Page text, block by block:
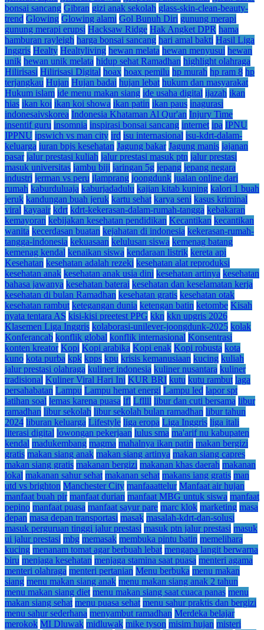
bonsai sancang Gibran gizi anak sekolah glass-skin-clean-beauty-
trend Glowing Glowing alami Gol Bunuh Diri gunung merapi
gunung merapi erupsi Hacksaw Ridge Hak Angket DPR hama
hamburan rayleigh harga bonsai sancang hari amal bakti Hasil Liga
Inggris Healty Healtyliving hewan melata hewan menyusui hewan
unik hewan unik melata hidup sehat Ramadhan highlight olahraga
Hilirisasi Hilirisasi Digital hoax hoax pemilu hp murah hp ram 8 hp
terjangkau Hujan Hujan badai hujan lebat hukum dan masyarakat
Hukum islam ide menu makan siang ide usaha digital ijazah ikan
hias ikan koi ikan koi showa ikan patin ikan paus inagurasi
indonesaivskorea Indonesia Khataman Al Qur'an Injury Time
insentif guru insomnia inspirasi bonsai sancang internet ipa IPNU
IPPNU ipswich vs man city ird isu internasional isu-kdrt-dalam-
keluarga iuran bpjs kesehatan Jagung bakar Jagung manis jajanan
pasar jalur prestasi kuliah jalur prestasi masuk ptn jalur prestasi
masuk universitas jambu biji jaringan 5g jepang jepang negara
industri jerman vs peru jlamprang joongdunk jualan online dari
rumah kaburduluaja kaburjadadulu kajian kitab kuning kalori 1 buah
jeruk kandungan buah jeruk kartu sehat karya seni kasus kriminal
viral kayaair kdrt kdrt-kekerasan-dalam-rumah-tangga kebakaran
kemayoran kebijakan kesehatan pendidikan Kecantikan kecantikan
wanita kecerdasan buatan kejahatan di indonesia kekerasan-rumah-
tangga-indonesia kekuasaan kelulusan siswa kemenag batang
kemenag kendal kenaikan siswa kendaraan listrik kereta api
Kesehatan kesehatan adalah rezeki kesehatan alat reproduksi
kesehatan anak kesehatan anak usia dini kesehatan artinya kesehatan
bahasa jawanya kesehatan baterai kesehatan dan keselamatan kerja
kesehatan di bulan Ramadhan kesehatan gratis kesehatan otak
kesehatan rambut ketegangan dunia ketengan batin ketombe Kisah
nyata tentara AS kisi-kisi preetest PPG kkn kkn upgris 2026
Klasemen Liga Inggris kolaborasi-unilever-joongdunk-2025 kolak
Konferancab konflik global konflik internasional Konsentrasi
konten kreator Kopi Kopi arabika Kopi enak Kopi robusta kota
kuno kota purba kpk kpps kpu krisis kemanusiaan kucing kuliah
jalur prestasi olahraga kuliner indonesia kuliner nusantara kuliner
tradisional Kuliner Viral Hari Ini KUR BRI kutu kutu rambut laga
persahabatan Lampu Lampu hemat energi Lampu led lapor spt
latihan soal lemas karena puasa lfl Lfllll libur dan cuti bersama libur
ramadhan libur sekolah libur sekolah bulan ramadhan libur tahun
2024 liburan keluarga Lifestyle liga eropa Liga Inggris liga itali
literasi digital lowongan pekerjaan lulus sma ma'arif nu kabupaten
kendal madukembang magma mahalnya ikan patin makan bergizi
gratis makan siang anak makan siang artinya makan siang capres
makan siang gratis makanan bergizi makanan khas daerah makanan
lokal makanan sahur sehat makanan sehat makans iang gratis man
utd vs brighton Manchester City manfaaattelur Manfaat air hujan
manfaat buah pir manfaat durian manfaat MBG untuk siswa manfaat
pepino manfaat puasa manfaat sayur pare marc klok marketing masa
depan masa depan transportasi masak masalah-kdrt-dan-solusi
masuk perguruan tinggi jalur prestasi masuk ptn jalur prestasi masuk
ui jalur prestasi mbg memasak membuka pintu batin memelihara
kucing menanam tomat agar berbuah lebat mengapa langit berwarna
biru menjaga kesehatan menjaga stamina saat puasa menteri agama
menteri olahraga menteri pertanian Menu berbuka menu makan
siang menu makan siang anak menu makan siang anak 2 tahun
menu makan siang diet menu makan siang saat cuaca panas menu
makan siang sehat menu puasa sehat menu sahur praktis dan bergizi
menu sahur sederhana menyambut ramadhan Merdeka belajar
merokok MI Dluwak midluwak mike tyson misim hujan misteri